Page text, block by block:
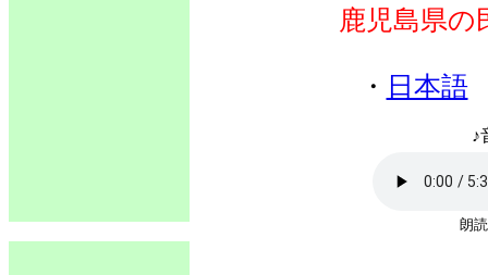
鹿児島県の
・ 日本語
♪
朗